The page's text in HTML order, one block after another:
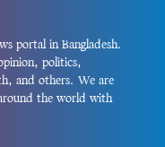
portal in Bangladesh.
politics,
and others. We are
the world with